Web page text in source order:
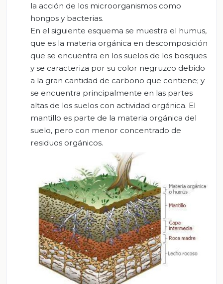
la acción de los microorganismos como
hongos y bacterias.
En el siguiente esquema se muestra el humus,
que es la materia orgánica en descomposición
que se encuentra en los suelos de los bosques
y se caracteriza por su color negruzco debido
a la gran cantidad de carbono que contiene; y
se encuentra principalmente en las partes
altas de los suelos con actividad orgánica. El
mantillo es parte de la materia orgánica del
suelo, pero con menor concentrado de
residuos orgánicos.